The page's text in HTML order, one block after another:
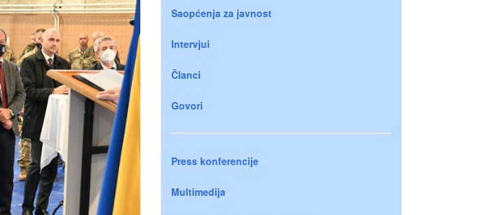
Saopćenja za javnost
Intervjui
Članci
Govori
Press konferencije
Multimedija